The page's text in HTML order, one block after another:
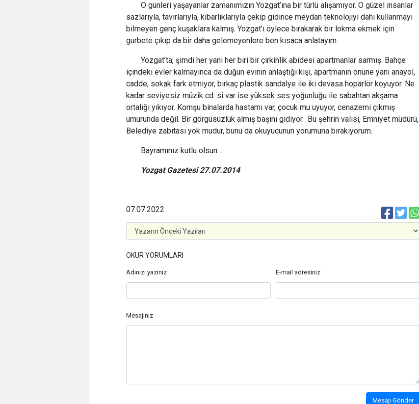
O günleri yaşayanlar zamanımızın Yozgat’ına bir türlü alışamıyor. O güzel insanlar
sazlarıyla, tavırlarıyla, kibarlıklarıyla çekip gidince meydan teknolojiyi dahi kullanmayı
bilmeyen genç kuşaklara kalmış. Yozgat’ı öylece bırakarak bir lokma ekmek için
gurbete çıkıp da bir daha gelemeyenlere ben kısaca anlatayım.
Yozgat’ta, şimdi her yanı her biri bir çirkinlik abidesi apartmanlar sarmış. Bahçe
içindeki evler kalmayınca da düğün evinin anlaştığı kişi, apartmanın önüne yani anayol,
cadde, sokak fark etmiyor, birkaç plastik sandalye ile iki devasa hoparlör koyuyor. Ne
kadar seviyesiz müzik cd. si var ise yüksek ses yoğunluğu ile sabahtan akşama
ortalığı yıkıyor. Komşu binalarda hastamı var, çocuk mu uyuyor, cenazemi çıkmış
umurunda değil. Bir görgüsüzlük almış başını gidiyor. Bu şehrin valisi, Emniyet müdürü,
Belediye zabıtası yok mudur, bunu da okuyucunun yorumuna bırakıyorum.
Bayramınız kutlu olsun…
Yozgat Gazetesi 27.07.2014
07.07.2022
OKUR YORUMLARI
Adınızı yazınız E-mail adresiniz
Mesajınız
Mesajı Gönder